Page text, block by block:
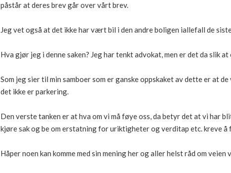
påstår at deres brev går over vårt brev.
Jeg vet også at det ikke har vært bil i den andre boligen iallefall de
Hva gjør jeg i denne saken? Jeg har tenkt advokat, men er det da slik
Som jeg sier til min samboer som er ganske oppskaket av dette er at
det ikke er parkering.
Den verste tanken er at hva om vi må føye oss, da betyr det at vi har
kjøre sak og be om erstatning for uriktigheter og verditap etc. kreve å
Håper noen kan komme med sin mening her og aller helst råd om veien